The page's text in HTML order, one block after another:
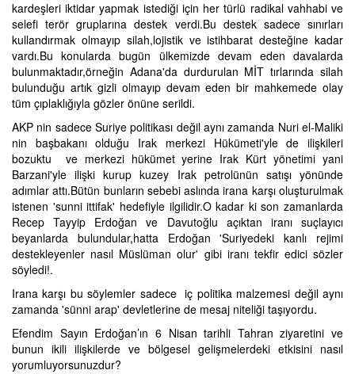
kardeşleri iktidar yapmak istediği için her türlü radikal vahhabi ve
selefi terör gruplarına destek verdi.Bu destek sadece sınırları
kullandırmak olmayıp silah,lojistik ve istihbarat desteğine kadar
vardı.Bu konularda bugün ülkemizde devam eden davalarda
bulunmaktadır,örneğin Adana'da durdurulan MİT tırlarında silah
bulunduğu artık gizli olmayıp devam eden bir mahkemede olay
tüm çıplaklığıyla gözler önüne serildi.
AKP nin sadece Suriye politikası değil aynı zamanda Nuri el-Maliki
nin başbakanı olduğu Irak merkezi Hükümeti'yle de ilişkileri
bozuktu ve merkezi hükümet yerine Irak Kürt yönetimi yani
Barzani'yle ilişki kurup kuzey Irak petrolünün satışı yönünde
adımlar attı.Bütün bunların sebebi aslında irana karşı oluşturulmak
istenen 'sunni ittifak' hedefiyle ilgilidir.O kadar ki son zamanlarda
Recep Tayyip Erdoğan ve Davutoğlu açıktan iranı suçlayıcı
beyanlarda bulundular,hatta Erdoğan 'Suriyedeki kanlı rejimi
destekleyenler nasıl Müslüman olur' gibi iranı tekfir edici sözler
söyledi!.
Irana karşı bu söylemler sadece iç politika malzemesi değil aynı
zamanda 'sünni arap' devletlerine de mesaj niteliği taşıyordu.
Efendim Sayın Erdoğan’ın 6 Nisan tarihli Tahran ziyaretini ve
bunun ikili ilişkilerde ve bölgesel gelişmelerdeki etkisini nasıl
yorumluyorsunuzdur?